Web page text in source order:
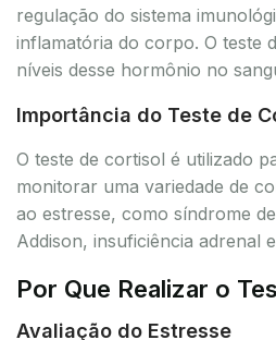
regulação do sistema
inflamatória do corpo. O teste
níveis desse hormônio no
Importância do Teste de
O teste de cortisol é utilizado
monitorar uma variedade de
ao estresse, como síndrome
Addison, insuficiência adrenal
Por Que Realizar o
Avaliação do Estresse